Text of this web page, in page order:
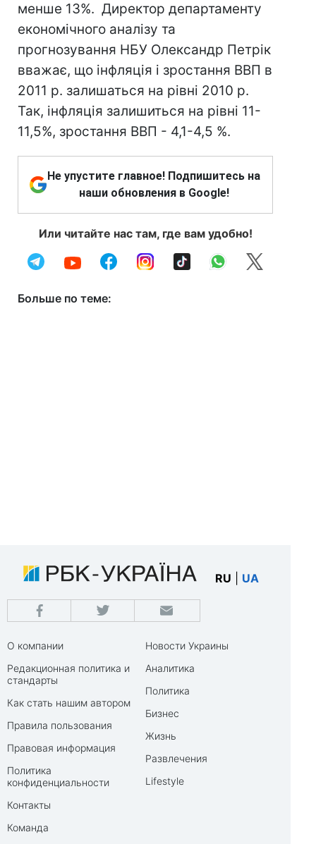
менше 13%. Директор департаменту
економічного аналізу та
прогнозування НБУ Олександр Петрік
вважає, що інфляція і зростання ВВП в
2011 р. залишаться на рівні 2010 р.
Так, інфляція залишиться на рівні 11-
11,5%, зростання ВВП - 4,1-4,5 %.
Не упустите главное! Подпишитесь на
наши обновления в Google!
Или читайте нас там, где вам удобно!
Больше по теме:
RU UA
О компании
Редакционная политика и
стандарты
Как стать нашим автором
Правила пользования
Правовая информация
Политика
конфиденциальности
Контакты
Команда
Новости Украины
Аналитика
Политика
Бизнес
Жизнь
Развлечения
Lifestyle